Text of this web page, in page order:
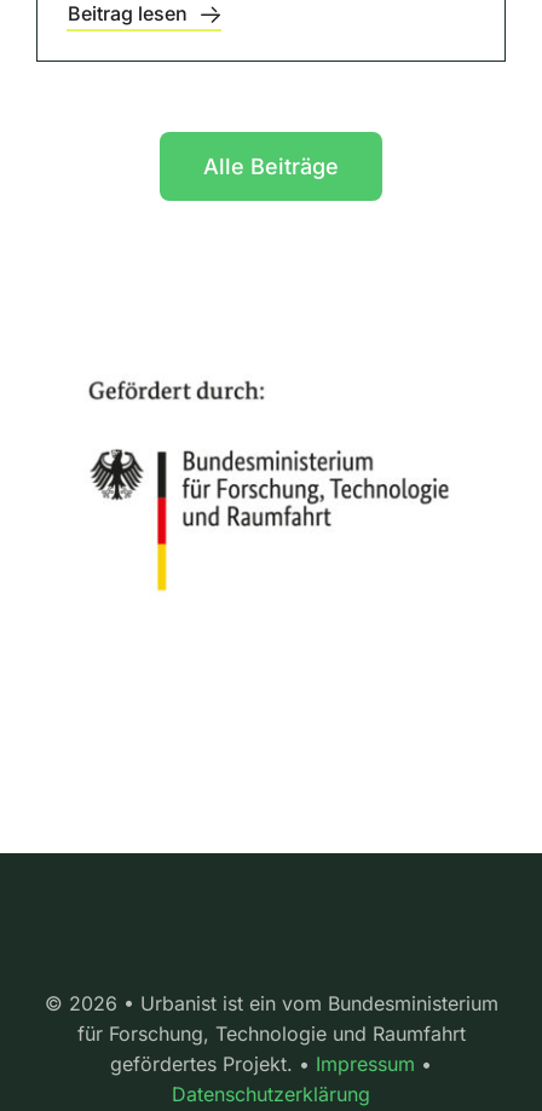
Beitrag lesen
Alle Beiträge
© 2026 • Urbanist ist ein vom Bundesministerium
für Forschung, Technologie und Raumfahrt
gefördertes Projekt. • Impressum •
Datenschutzerklärung